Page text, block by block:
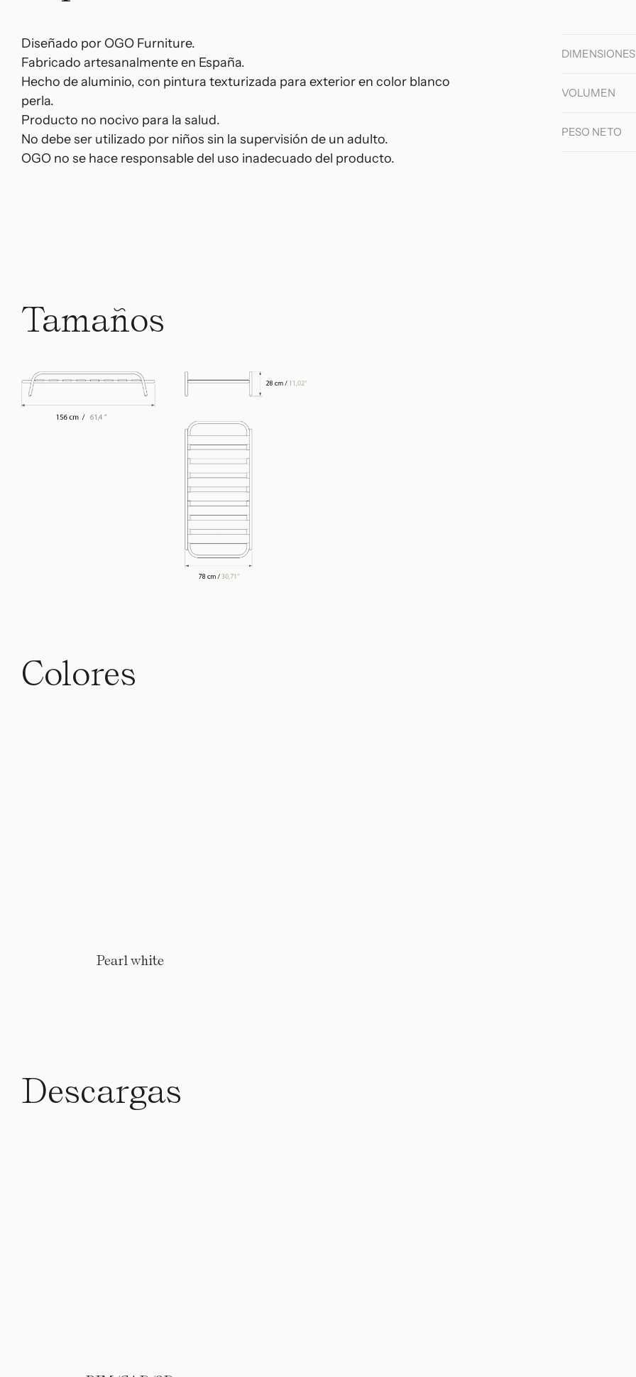
Diseñado por OGO Furniture.
Fabricado artesanalmente en España.
Hecho de aluminio, con pintura texturizada para exterior en color blanco
perla.
Producto no nocivo para la salud.
No debe ser utilizado por niños sin la supervisión de un adulto.
OGO no se hace responsable del uso inadecuado del producto.
DIMENSIONES
VOLUMEN
PESO NETO
Tamaños
Colores
Pearl white
Descargas